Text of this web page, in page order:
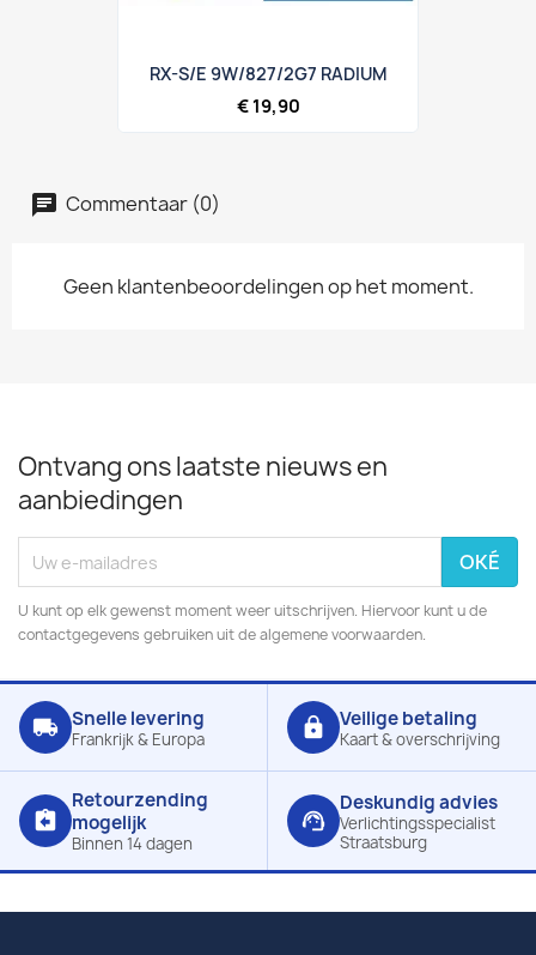
RX-S/E 9W/827/2G7 RADIUM
€ 19,90
Commentaar (0)
Geen klantenbeoordelingen op het moment.
Ontvang ons laatste nieuws en
aanbiedingen
U kunt op elk gewenst moment weer uitschrijven. Hiervoor kunt u de
contactgegevens gebruiken uit de algemene voorwaarden.
local_shipping Snelle levering
Frankrijk & Europa lock Veilige betaling
Kaart & overschrijving
assignment_return
Retourzending
mogelijk
Binnen 14 dagen
support_agent
Deskundig advies
Verlichtingsspecialist
Straatsburg